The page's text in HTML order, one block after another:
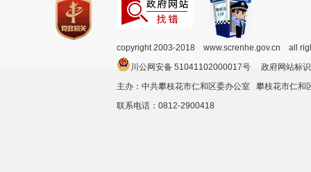
copyright 2003-2018 www.screnhe.gov.cn all
川公网安备 51041102000017号 政府网站
主办：中共攀枝花市仁和区委办公室 攀枝花市仁
联系电话：0812-2900418